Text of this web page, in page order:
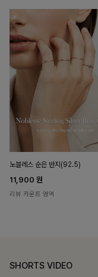
노블레스 순은 반지(92.5)
11,900 원
리뷰 카운트 영역
SHORTS VIDEO